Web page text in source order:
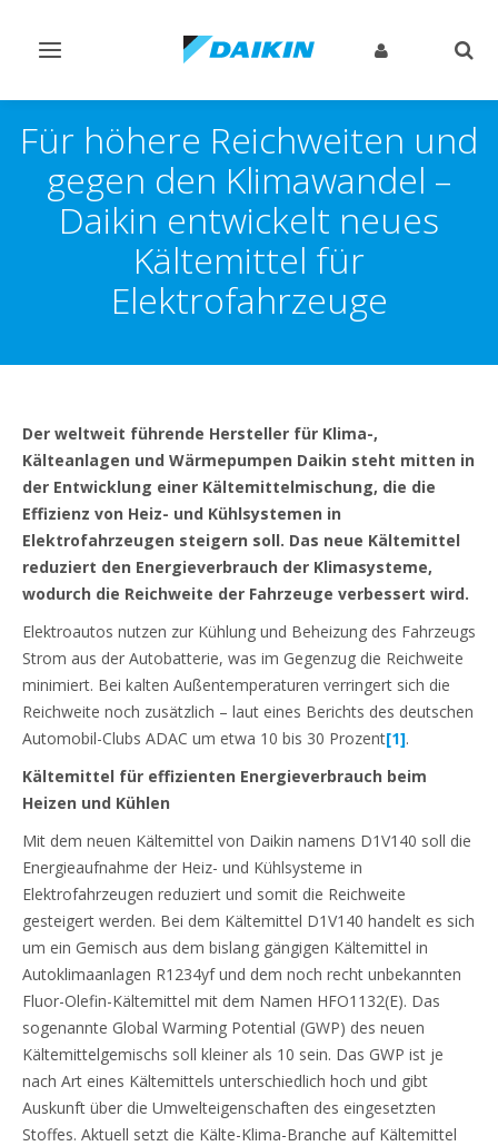
Navigation
Für höhere Reichweiten und
gegen den Klimawandel –
Daikin entwickelt neues
Kältemittel für
Elektrofahrzeuge
Der weltweit führende Hersteller für Klima-,
Kälteanlagen und Wärmepumpen Daikin steht mitten in
der Entwicklung einer Kältemittelmischung, die die
Effizienz von Heiz- und Kühlsystemen in
Elektrofahrzeugen steigern soll. Das neue Kältemittel
reduziert den Energieverbrauch der Klimasysteme,
wodurch die Reichweite der Fahrzeuge verbessert wird.
Elektroautos nutzen zur Kühlung und Beheizung des Fahrzeugs
Strom aus der Autobatterie, was im Gegenzug die Reichweite
minimiert. Bei kalten Außentemperaturen verringert sich die
Reichweite noch zusätzlich – laut eines Berichts des deutschen
Automobil-Clubs ADAC um etwa 10 bis 30 Prozent[1].
Kältemittel für effizienten Energieverbrauch beim
Heizen und Kühlen
Mit dem neuen Kältemittel von Daikin namens D1V140 soll die
Energieaufnahme der Heiz- und Kühlsysteme in
Elektrofahrzeugen reduziert und somit die Reichweite
gesteigert werden. Bei dem Kältemittel D1V140 handelt es sich
um ein Gemisch aus dem bislang gängigen Kältemittel in
Autoklimaanlagen R1234yf und dem noch recht unbekannten
Fluor-Olefin-Kältemittel mit dem Namen HFO1132(E). Das
sogenannte Global Warming Potential (GWP) des neuen
Kältemittelgemischs soll kleiner als 10 sein. Das GWP ist je
nach Art eines Kältemittels unterschiedlich hoch und gibt
Auskunft über die Umwelteigenschaften des eingesetzten
Stoffes. Aktuell setzt die Kälte-Klima-Branche auf Kältemittel